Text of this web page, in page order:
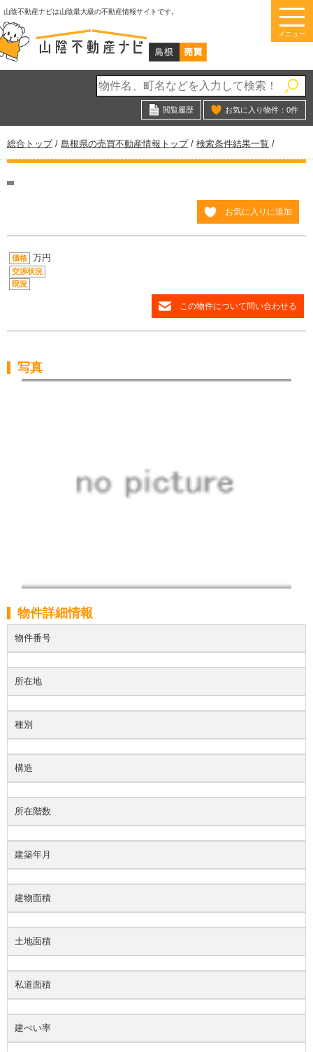
このページの本文へ
山陰不動産ナビは山陰最大級の不動産情報サイトです。
メニュー
閲覧履歴 お気に入り物件： 0件
現
在
位
総合トップ/ 島根県の売買不動産情報トップ/ 検索条件結果一覧 /
お気に入りに追加
価格 万円
交渉状況
現況
この物件について問い合わせる
写真
物件詳細情報
物件番号
所在地
種別
構造
所在階数
建築年月
建物面積
土地面積
私道面積
建ぺい率